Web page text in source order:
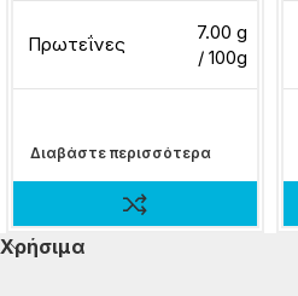
Πρωτεΐνες
7.00 g
/ 100g
Διαβάστε περισσότερα
Χρήσιμα